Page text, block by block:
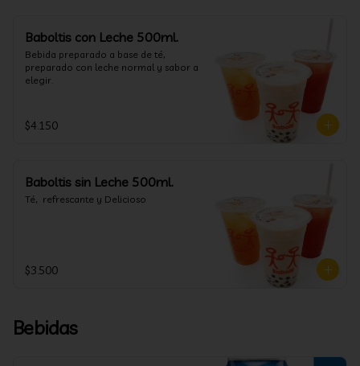
Baboltis con Leche 500ml.
Bebida preparado a base de té,
preparado con leche normal y sabor a
elegir.
$4.150
Baboltis sin Leche 500ml.
Té,  refrescante y Delicioso
$3.500
Bebidas